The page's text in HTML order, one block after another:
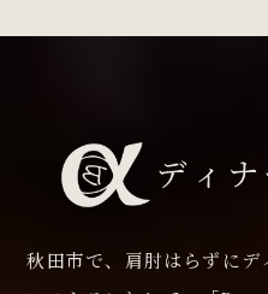
秋田市で、肩肘はらずに